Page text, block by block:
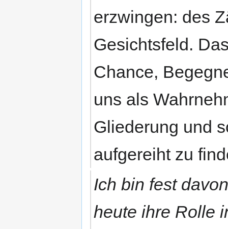
erzwingen: des
Gesichtsfeld.
Chance,
uns als
Gliederung und
aufgereiht zu
Ich bin fest
heute ihre Rolle